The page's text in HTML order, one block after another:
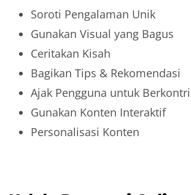
Soroti Pengalaman Unik
Gunakan Visual yang Bagus
Ceritakan Kisah
Bagikan Tips & Rekomendasi
Ajak Pengguna untuk
Gunakan Konten Interaktif
Personalisasi Konten